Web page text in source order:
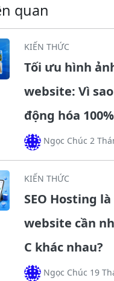
quan
KIẾN THỨC
Tối ưu hình
website: Vì
động hóa 100%
Ngọc Chúc 2
KIẾN THỨC
SEO Hosting
website cần
C khác nhau?
Ngọc Chúc 19